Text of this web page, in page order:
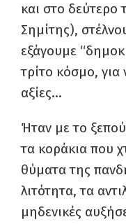
και στο δεύτερο
Σημίτης),
εξάγουμε
τρίτο κόσμο, για
αξίες…
Ήταν με το
τα κοράκια που
θύματα της
λιτότητα, τα
μηδενικές